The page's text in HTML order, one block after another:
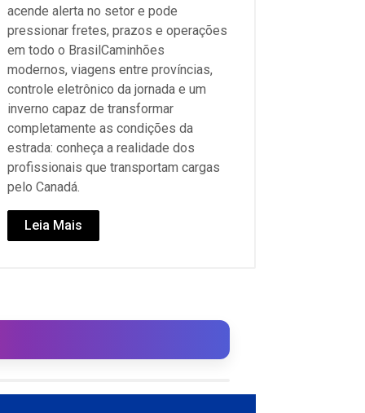
acende alerta no setor e pode
pressionar fretes, prazos e operações
em todo o BrasilCaminhões
modernos, viagens entre províncias,
controle eletrônico da jornada e um
inverno capaz de transformar
completamente as condições da
estrada: conheça a realidade dos
profissionais que transportam cargas
pelo Canadá.
Leia Mais